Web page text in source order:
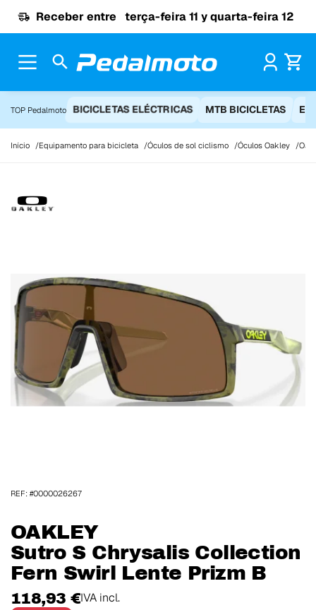
Receber entre terça-feira 11 y quarta-feira 12
TOP Pedalmoto BICICLETAS ELÉCTRICAS MTB BICICLETAS
Início Equipamento para bicicleta Óculos de sol ciclismo Óculos Oakley
OAKLEY
Sutro S Chrysalis Collection
Fern Swirl Lente Prizm B
118,93 €IVA incl.
REF: #0000026267